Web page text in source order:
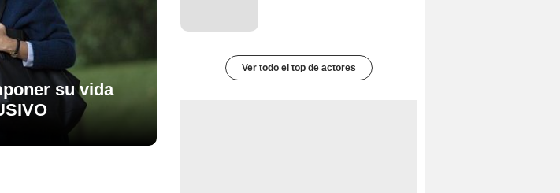
su vida
Ver todo el top de actores